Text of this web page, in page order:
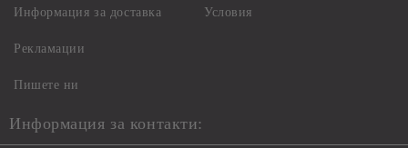
Информация за доставка
Рекламации
Пишете ни
Условия
Информация за контакти: